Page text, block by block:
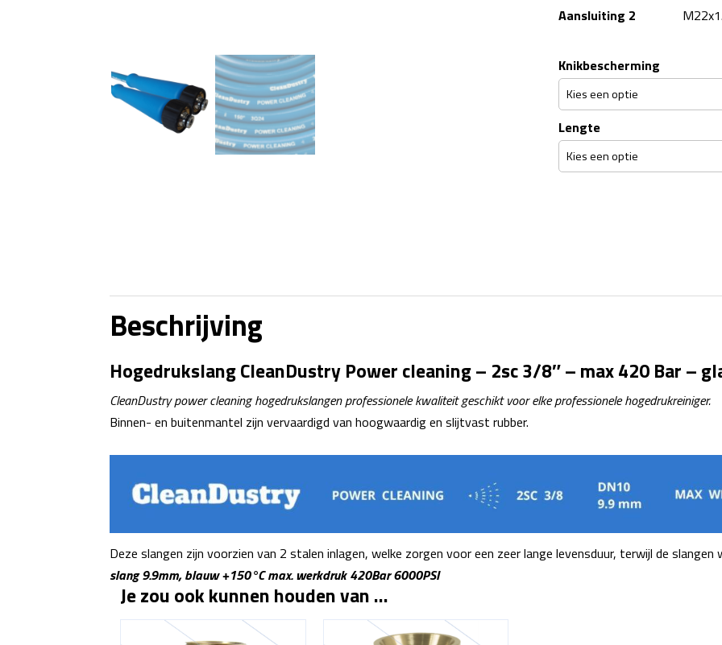
Aansluiting 2
Knikbescherming
Lengte
Beschrijving
Hogedrukslang CleanDustry Power cleaning – 2sc 3/8″ – max 420 Bar –
CleanDustry power cleaning hogedrukslangen professionele kwaliteit geschikt voor elke professionele hogedrukreiniger.
Binnen- en buitenmantel zijn vervaardigd van hoogwaardig en slijtvast rubber.
Deze slangen zijn voorzien van 2 stalen inlagen, welke zorgen voor een zeer lange levensduur, terwijl de slangen
slang 9.9mm, blauw +150°C max. werkdruk 420Bar 6000PSI
Je zou ook kunnen houden van …